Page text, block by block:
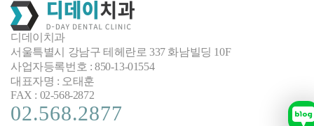
디데이치과
서울특별시 강남구 테헤란로 337 화남빌딩 10F
사업자등록번호 : 850-13-01554
대표자명 : 오태훈
FAX : 02-568-2872
02.568.2877